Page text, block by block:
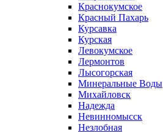
Краснокумское
Красный Пахарь
Курсавка
Курская
Левокумское
Лермонтов
Лысогорская
Минеральные Воды
Михайловск
Надежда
Невинномысск
Незлобная